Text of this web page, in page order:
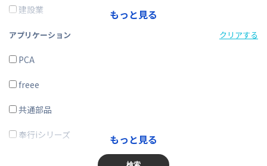
その他
建設業
製造業
電気・ガス・熱供給・水道業
情報通信業
運輸業、郵便業
卸売業、小売業
もっと見る
アプリケーション クリアする
PCA
freee
共通部品
奉行iシリーズ もっと見る